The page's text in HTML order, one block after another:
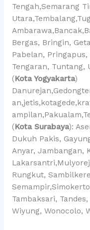
Tengah,Semarang
Bergas, Bringin,
Pabelan,
Tengaran, Tuntang,
(Kota Yogyakarta)
(Kota Surabaya):
Dukuh Pakis,
Anyar, Jambangan,
Rungkut,
Tambaksari,
Wiyung, Wonocolo,